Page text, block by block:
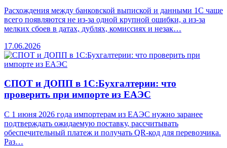
Расхождения между банковской выпиской и данными 1С чаще
всего появляются не из-за одной крупной ошибки, а из-за
мелких сбоев в датах, дублях, комиссиях и незак…
17.06.2026
СПОТ и ДОПП в 1С:Бухгалтерии: что
проверить при импорте из ЕАЭС
С 1 июня 2026 года импортерам из ЕАЭС нужно заранее
подтверждать ожидаемую поставку, рассчитывать
обеспечительный платеж и получать QR-код для перевозчика.
Раз…